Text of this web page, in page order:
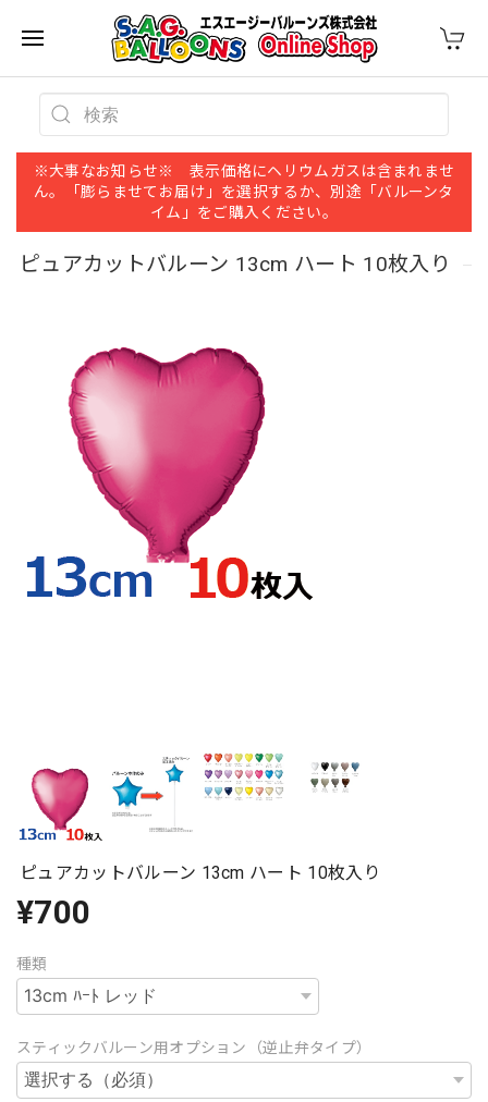
※大事なお知らせ※ 表示価格にヘリウムガスは含まれませ
ん。「膨らませてお届け」を選択するか、別途「バルーンタ
イム」をご購入ください。
ピュアカットバルーン 13cm ハート 10枚入り
ピュアカットバルーン 13cm ハート 10枚入り
¥700
種類
スティックバルーン用オプション（逆止弁タイプ）